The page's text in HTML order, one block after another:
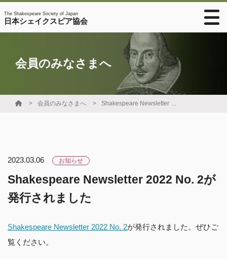
The Shakespeare Society of Japan
日本シェイクスピア協会
会員のみなさまへ
会員のみなさまへ Shakespeare Newsletter 2022 No. 2が発行されました
2023.03.06 お知らせ
Shakespeare Newsletter 2022 No. 2が
発行されました
Shakespeare Newsletter 2022 No. 2が発行されました。ぜひご
覧ください。